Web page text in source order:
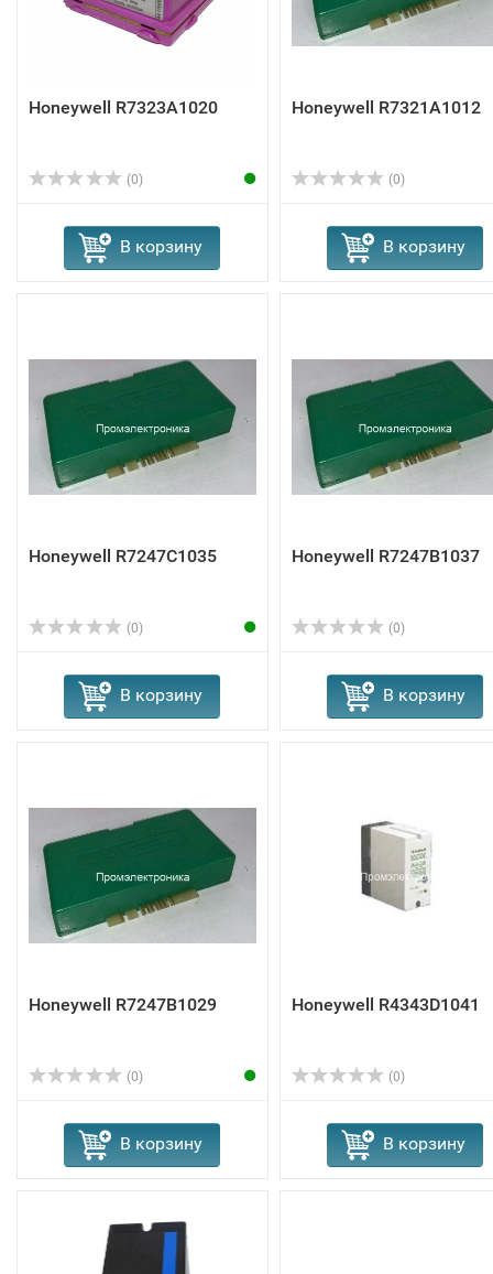
Honeywell R7323A1020
(0)
В корзину
Honeywell R7321A1012
(0)
В корзину
Honeywell R7247C1035
(0)
В корзину
Honeywell R7247B1037
(0)
В корзину
Honeywell R7247B1029
(0)
В корзину
Honeywell R4343D1041
(0)
В корзину